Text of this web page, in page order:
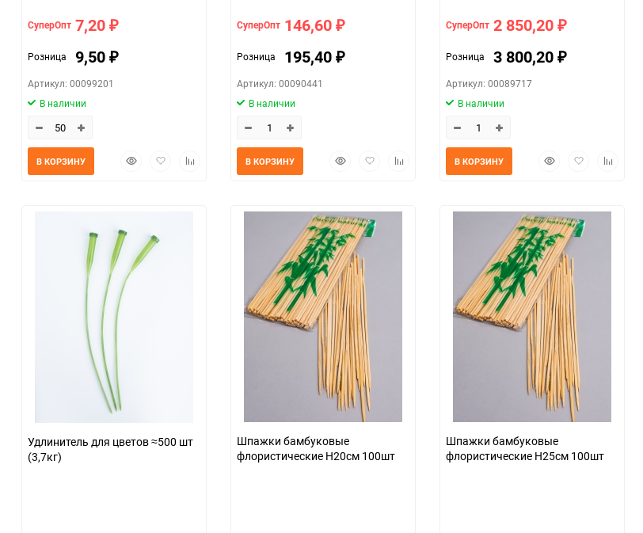
СуперОпт 7,20 ₽
Розница 9,50 ₽
Артикул: 00099201
В наличии
БыстрыйДобавитьДобавить
В КОРЗИНУ
СуперОпт 146,60 ₽
Розница 195,40 ₽
Артикул: 00090441
В наличии
БыстрыйДобавитьДобавить
В КОРЗИНУ
СуперОпт 2 850,20 ₽
Розница 3 800,20 ₽
Артикул: 00089717
В наличии
БыстрыйДобавитьДобавить
В КОРЗИНУ
Удлинитель для цветов ≈500 шт
(3,7кг)
Шпажки бамбуковые
флористические H20см 100шт
Шпажки бамбуковые
флористические H25см 100шт